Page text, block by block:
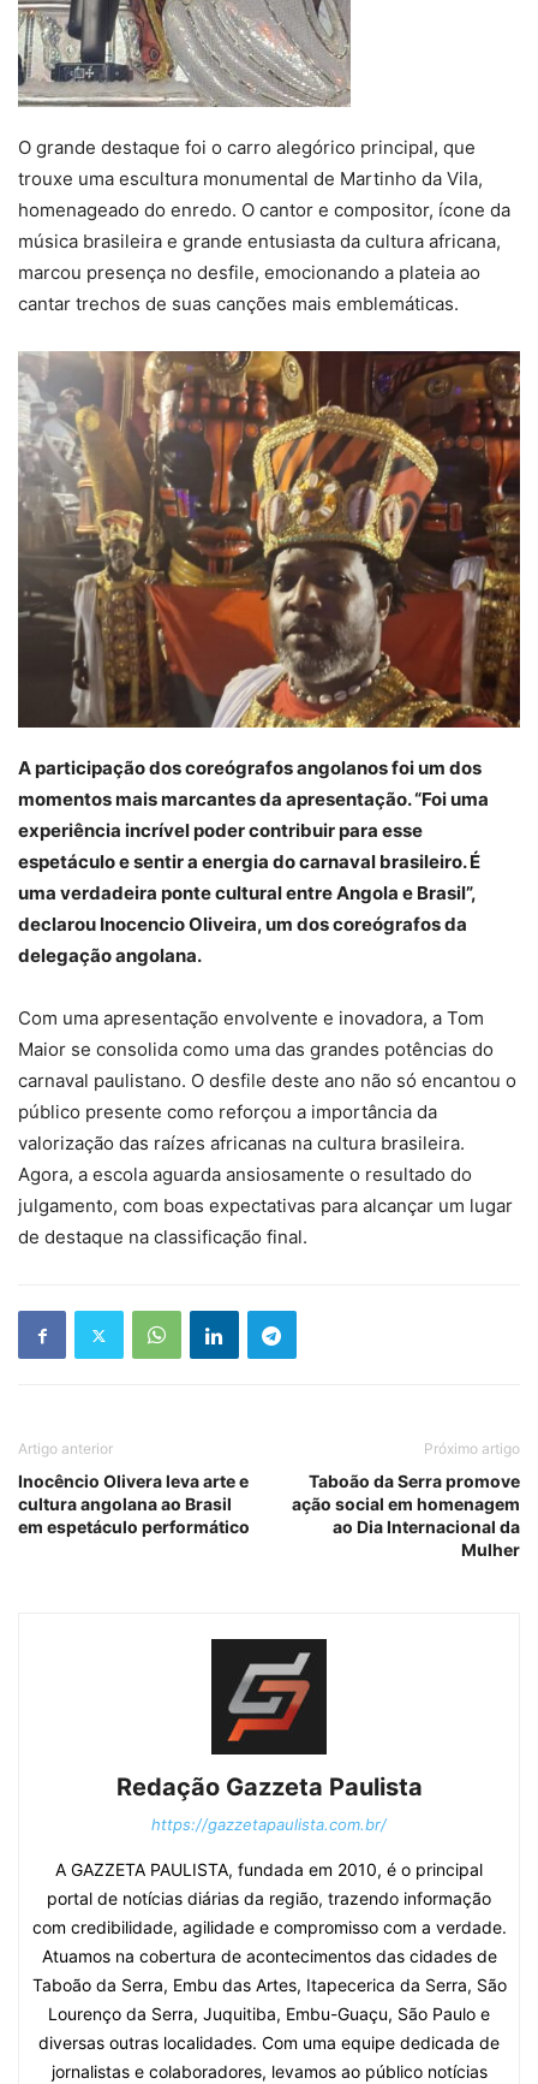
O grande destaque foi o carro alegórico principal, que
trouxe uma escultura monumental de Martinho da Vila,
homenageado do enredo. O cantor e compositor, ícone da
música brasileira e grande entusiasta da cultura africana,
marcou presença no desfile, emocionando a plateia ao
cantar trechos de suas canções mais emblemáticas.
A participação dos coreógrafos angolanos foi um dos
momentos mais marcantes da apresentação. “Foi uma
experiência incrível poder contribuir para esse
espetáculo e sentir a energia do carnaval brasileiro. É
uma verdadeira ponte cultural entre Angola e Brasil”,
declarou Inocencio Oliveira, um dos coreógrafos da
delegação angolana.
Com uma apresentação envolvente e inovadora, a Tom
Maior se consolida como uma das grandes potências do
carnaval paulistano. O desfile deste ano não só encantou o
público presente como reforçou a importância da
valorização das raízes africanas na cultura brasileira.
Agora, a escola aguarda ansiosamente o resultado do
julgamento, com boas expectativas para alcançar um lugar
de destaque na classificação final.
Artigo anterior
Inocêncio Olivera leva arte e
cultura angolana ao Brasil
em espetáculo performático
Próximo artigo
Taboão da Serra promove
ação social em homenagem
ao Dia Internacional da
Mulher
Redação Gazzeta Paulista
https://gazzetapaulista.com.br/
A GAZZETA PAULISTA, fundada em 2010, é o principal
portal de notícias diárias da região, trazendo informação
com credibilidade, agilidade e compromisso com a verdade.
Atuamos na cobertura de acontecimentos das cidades de
Taboão da Serra, Embu das Artes, Itapecerica da Serra, São
Lourenço da Serra, Juquitiba, Embu-Guaçu, São Paulo e
diversas outras localidades. Com uma equipe dedicada de
jornalistas e colaboradores, levamos ao público notícias